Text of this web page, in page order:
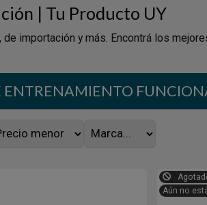
| Tu Producto UY
importación y más. Encontrá los
ENTRENAMIENTO
Aún no